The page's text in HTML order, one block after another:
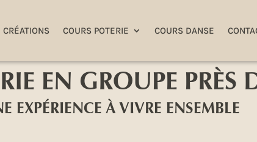
CRÉATIONS COURS POTERIE COURS DANSE
EN GROUPE PRÈS
EXPÉRIENCE À VIVRE ENSEMBLE